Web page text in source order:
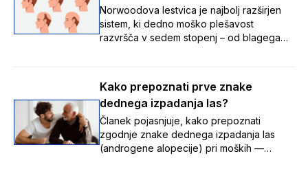
Norwoodova lestvica je najbolj razširjen
sistem, ki dedno moško plešavost
razvršča v sedem stopenj – od blagega
redčenja las – ter tako pomaga
nekdo nahaja, in spremljati spremembe
skozi čas.
Kako prepoznati prve znake
dednega izpadanja las?
Članek pojasnjuje, kako prepoznati
zgodnje znake dednega izpadanja las
(androgene alopecije) pri moških —